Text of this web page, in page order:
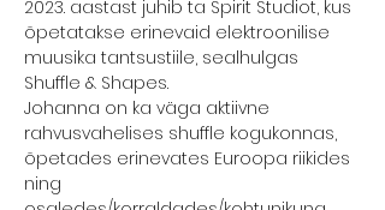
2023. aastast juhib ta Spirit Studiot, kus
õpetatakse erinevaid elektroonilise
muusika tantsustiile, sealhulgas
Shuffle & Shapes.
Johanna on ka väga aktiivne
rahvusvahelises shuffle kogukonnas,
õpetades erinevates Euroopa riikides
ning